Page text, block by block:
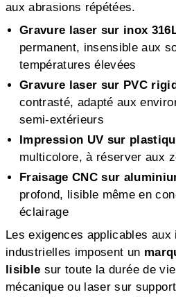
aux abrasions répétées.
Gravure laser sur inox
permanent, insensible aux
températures élevées
Gravure laser sur PVC
contrasté, adapté aux
semi-extérieurs
Impression UV sur
multicolore, à réserver aux
Fraisage CNC sur
profond, lisible même en
éclairage
Les exigences applicables
industrielles imposent un
lisible sur toute la durée de
mécanique ou laser sur